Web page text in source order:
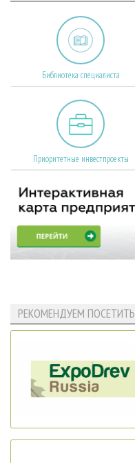
Библиотека специалиста
Приоритетные инвестпроекты
РЕКОМЕНДУЕМ ПОСЕТИТЬ